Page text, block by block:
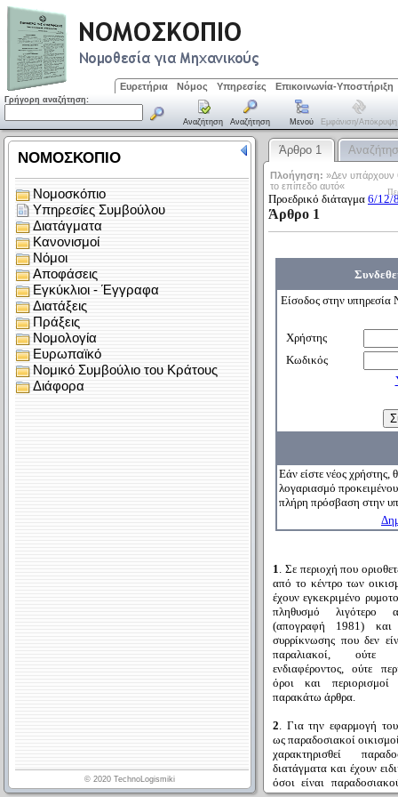
Ευρετήρια Νόμος Υπηρεσίες Επικοινωνία-Υποστήριξη
Γρήγορη αναζήτηση:
Αναζήτηση Αναζήτηση Μενού Εμφάνιση/απόκρυψη
Άρθρο 1